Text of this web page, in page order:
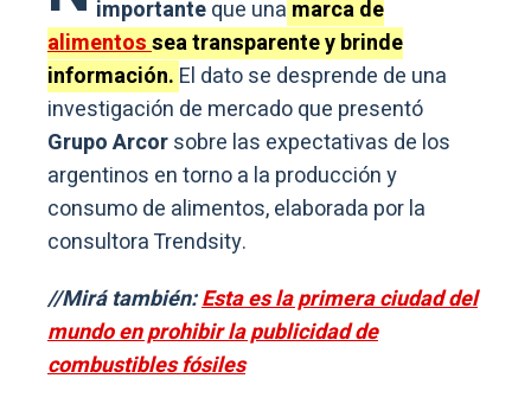
importanteque una marca de
alimentossea transparente y brinde
información. El dato se desprende de una
investigación de mercado que presentó
Grupo Arcorsobre las expectativas de los
argentinos en torno a la producción y
consumo de alimentos, elaborada por la
consultora Trendsity.
//Mirá también:Esta es la primera ciudad del
mundo en prohibir la publicidad de
combustibles fósiles